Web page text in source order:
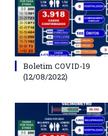
Boletim COVID-19
(12/08/2022)